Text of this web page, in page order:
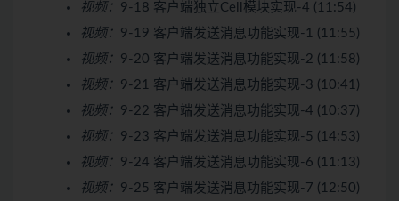
视频： 9-18 客户端独立Cell模块实现-4 (11:54)
视频： 9-19 客户端发送消息功能实现-1 (11:55)
视频： 9-20 客户端发送消息功能实现-2 (11:58)
视频： 9-21 客户端发送消息功能实现-3 (10:41)
视频： 9-22 客户端发送消息功能实现-4 (10:37)
视频： 9-23 客户端发送消息功能实现-5 (14:53)
视频： 9-24 客户端发送消息功能实现-6 (11:13)
视频： 9-25 客户端发送消息功能实现-7 (12:50)